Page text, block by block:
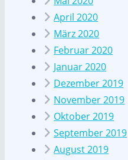
April 2020
März 2020
Februar 2020
Januar 2020
Dezember 2019
November 2019
Oktober 2019
September 2019
August 2019